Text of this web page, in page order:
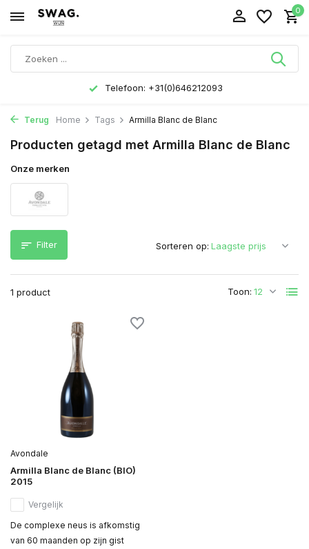
0
Telefoon: +31(0)646212093
Terug Home Tags Armilla Blanc de Blanc
Producten getagd met Armilla Blanc de Blanc
Onze merken
Filter
1 product Toon:
Sorteren op:
Avondale
Armilla Blanc de Blanc (BIO)
2015
Vergelijk
De complexe neus is afkomstig
van 60 maanden op zijn gist